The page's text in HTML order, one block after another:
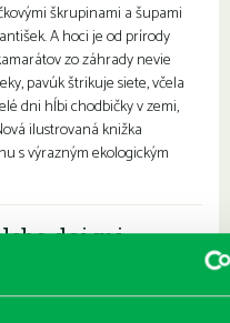
škrupinami a šupami
A hoci je od prírody
zo záhrady nevie
pavúk štrikuje siete, včela
dni hĺbi chodbičky v zemi,
ilustrovaná knižka
s výrazným ekologickým
daj mi